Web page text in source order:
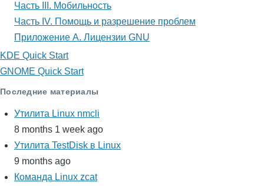
Часть III. Мобильность
Часть IV. Помощь и разрешение проблем
Приложение A. Лицензии GNU
KDE Quick Start
GNOME Quick Start
Последние материалы
Утилита Linux nmcli
8 months 1 week ago
Утилита TestDisk в Linux
9 months ago
Команда Linux zcat